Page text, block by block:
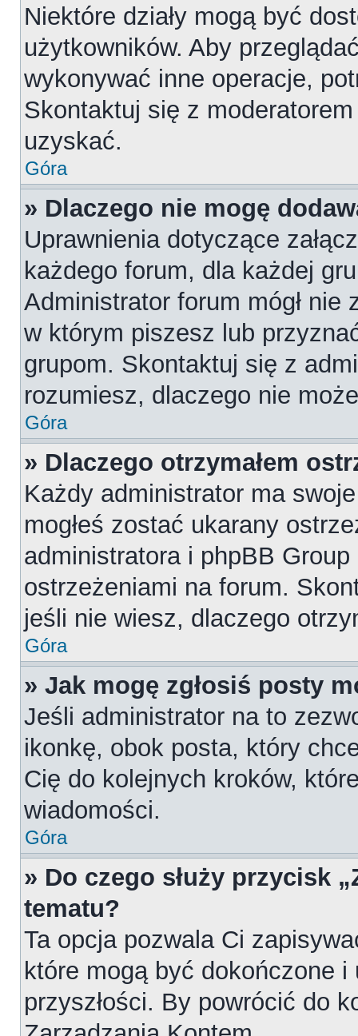
Niektóre działy mogą być
użytkowników. Aby
wykonywać inne operacje,
Skontaktuj się z
uzyskać.
Góra
» Dlaczego nie mogę
Uprawnienia dotyczące
każdego forum, dla każdej
Administrator forum mógł nie
w którym piszesz lub
grupom. Skontaktuj się z
rozumiesz, dlaczego nie
Góra
» Dlaczego otrzymałem
Każdy administrator ma
mogłeś zostać ukarany
administratora i phpBB
ostrzeżeniami na forum.
jeśli nie wiesz, dlaczego
Góra
» Jak mogę zgłosiś posty
Jeśli administrator na to
ikonkę, obok posta, który
Cię do kolejnych kroków,
wiadomości.
Góra
» Do czego służy przycisk
tematu?
Ta opcja pozwala Ci
które mogą być dokończone
przyszłości. By powrócić do